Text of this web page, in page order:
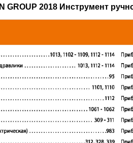
GROUP 2018 Инструмент